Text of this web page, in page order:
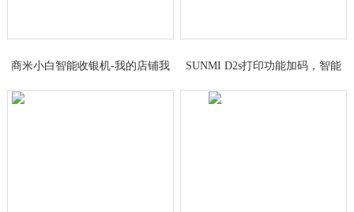
商米小白智能收银机-我的店铺我
SUNMI D2s打印功能加码，智能